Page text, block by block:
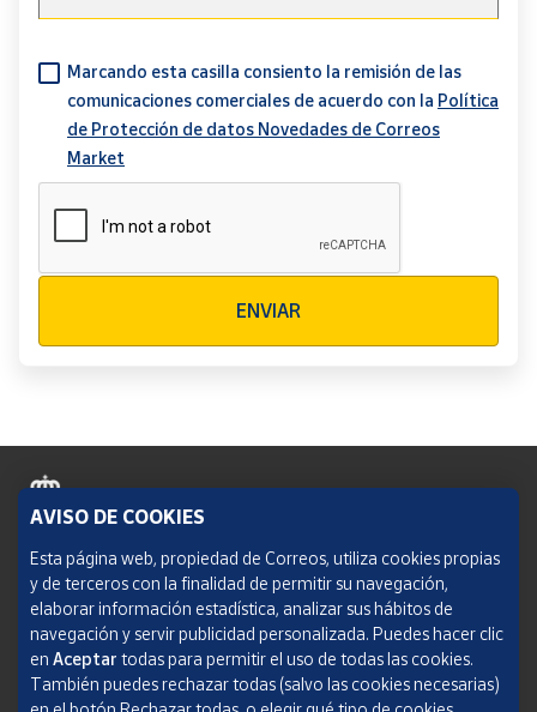
Marcando esta casilla consiento la remisión de las
comunicaciones comerciales de acuerdo con la Política
de Protección de datos Novedades de Correos
Market
ENVIAR
Política de cookies
Aviso legal
Condiciones del servicio
Política de Privacidad Web
AVISO DE COOKIES
Esta página web, propiedad de Correos, utiliza cookies propias
y de terceros con la finalidad de permitir su navegación,
elaborar información estadística, analizar sus hábitos de
navegación y servir publicidad personalizada. Puedes hacer clic
en Aceptar todas para permitir el uso de todas las cookies.
También puedes rechazar todas (salvo las cookies necesarias)